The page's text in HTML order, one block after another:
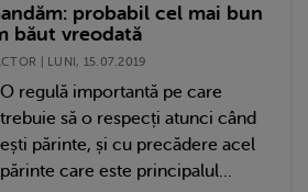
probabil cel mai bun
băut vreodată
| LUNI, 15.07.2019
O regulă importantă pe care
trebuie să o respecți atunci când
ești părinte, și cu precădere acel
părinte care este principalul...